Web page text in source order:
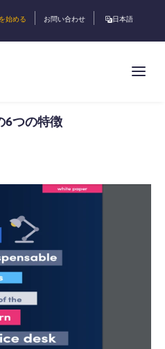
始める お問い合わせ 日本語
6つの特徴